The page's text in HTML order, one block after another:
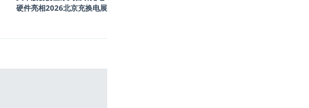
硬件亮相2026北京充换电展